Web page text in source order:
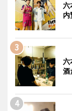
六
内
六
酒